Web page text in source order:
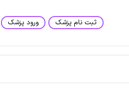
ثبت نام پزشک ورود پزشک